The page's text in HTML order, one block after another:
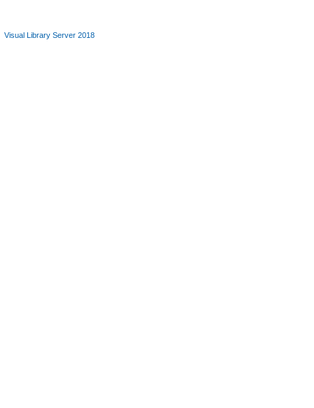
Visual Library Server 2018